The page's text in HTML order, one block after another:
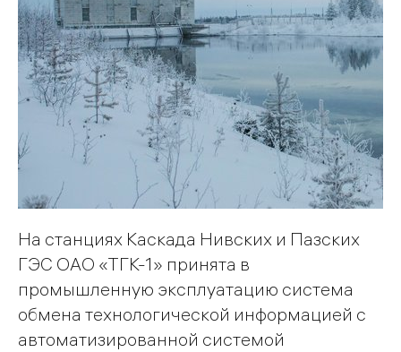
На станциях Каскада Нивских и Пазских
ГЭС ОАО «ТГК-1» принята в
промышленную эксплуатацию система
обмена технологической информацией с
автоматизированной системой